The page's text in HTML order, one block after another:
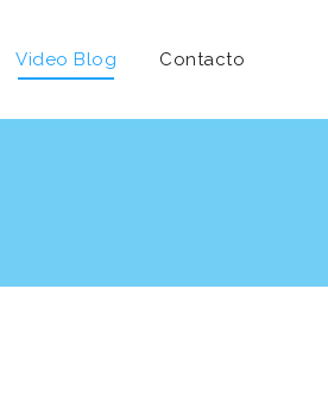
Video Blog Contacto